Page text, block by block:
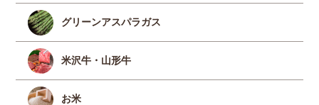
グリーンアスパラガス
米沢牛・山形牛
お米